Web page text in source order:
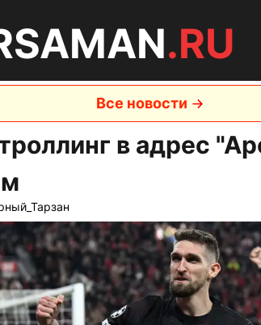
.RU
Все новости
в адрес